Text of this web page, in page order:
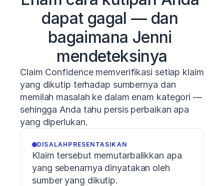
S.,
Keiner,
M.,
L.
H.,
&
Warneke,
K.
(2024).
relationship
between
deadlift
strength
dapat gagal — dan
bagaimana Jenni
mendeteksinya
Claim Confidence memverifikasi setiap klaim
yang dikutip terhadap sumbernya dan
memilah masalah ke dalam enam kategori —
sehingga Anda tahu persis perbaikan apa
yang diperlukan.
DISALAHPRESENTASIKAN
Klaim tersebut memutarbalikkan apa
yang sebenarnya dinyatakan oleh
sumber yang dikutip.